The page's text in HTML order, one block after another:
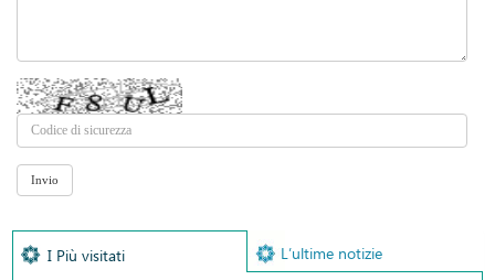
I Più visitati L’ultime notizie